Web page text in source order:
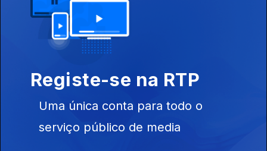
Registe-se na RTP
Uma única conta para todo o
serviço público de media